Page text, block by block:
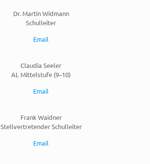
Dr. Martin Widmann
Schulleiter
Email
Claudia Seeler
AL Mittelstufe (9–10)
Email
Frank Waidner
Stellvertretender Schulleiter
Email